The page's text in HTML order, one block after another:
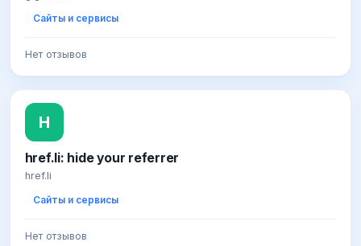
Сайты и сервисы
Нет отзывов
H
href.li: hide your referrer
href.li
Сайты и сервисы
Нет отзывов